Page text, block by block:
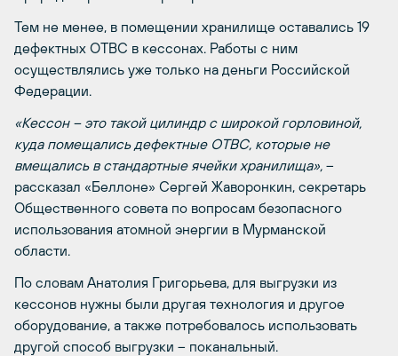
Тем не менее, в помещении хранилище оставались 19
дефектных ОТВС в кессонах. Работы с ним
осуществлялись уже только на деньги Российской
Федерации.
«Кессон – это такой цилиндр с широкой горловиной,
куда помещались дефектные ОТВС, которые не
вмещались в стандартные ячейки хранилища», –
рассказал «Беллоне» Сергей Жаворонкин, секретарь
Общественного совета по вопросам безопасного
использования атомной энергии в Мурманской
области.
По словам Анатолия Григорьева, для выгрузки из
кессонов нужны были другая технология и другое
оборудование, а также потребовалось использовать
другой способ выгрузки – поканальный.